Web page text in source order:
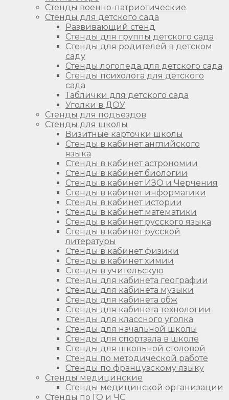
Стенды военно-патриотические
Стенды для детского сада
Развивающий стенд
Стенды для группы детского сада
Стенды для родителей в детском
саду
Стенды логопеда для детского сада
Стенды психолога для детского
сада
Таблички для детского сада
Уголки в ДОУ
Стенды для подъездов
Стенды для школы
Визитные карточки школы
Стенды в кабинет английского
языка
Стенды в кабинет астрономии
Стенды в кабинет биологии
Стенды в кабинет ИЗО и Черчения
Стенды в кабинет информатики
Стенды в кабинет истории
Стенды в кабинет математики
Стенды в кабинет русского языка
Стенды в кабинет русской
литературы
Стенды в кабинет физики
Стенды в кабинет химии
Стенды в учительскую
Стенды для кабинета географии
Стенды для кабинета музыки
Стенды для кабинета обж
Стенды для кабинета технологии
Стенды для классного уголка
Стенды для начальной школы
Стенды для спортзала в школе
Стенды для школьной столовой
Стенды по методической работе
Стенды по французскому языку
Стенды медицинские
Стенды медицинской организации
Стенды по ГО и ЧС